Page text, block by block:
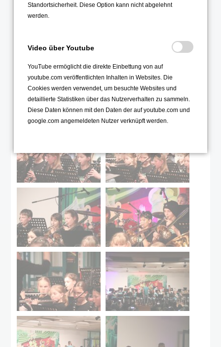
Standortsicherheit. Diese Option kann nicht abgelehnt
werden.
Video über Youtube
YouTube ermöglicht die direkte Einbettung von auf
youtube.com veröffentlichten Inhalten in Websites. Die
Cookies werden verwendet, um besuchte Websites und
detaillierte Statistiken über das Nutzerverhalten zu sammeln.
Diese Daten können mit den Daten der auf youtube.com und
google.com angemeldeten Nutzer verknüpft werden.